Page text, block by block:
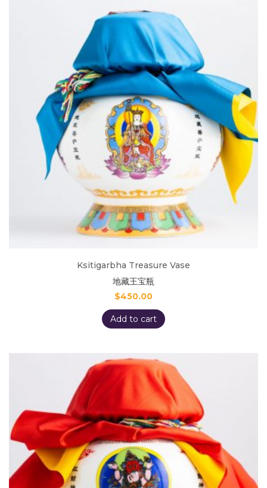
Ksitigarbha Treasure Vase
地藏王宝瓶
$450.00
Add to cart